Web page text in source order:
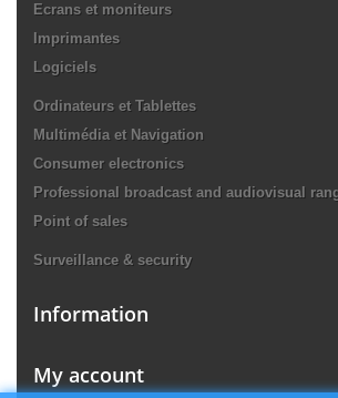
Ecrans et moniteurs
Imprimantes
Logiciels
Ordinateurs et Tablettes
Multimédia et Navigation
Consumer electronics
Professional broadcast and audiovisual
Point of sales
Surveillance & security
Information
My account